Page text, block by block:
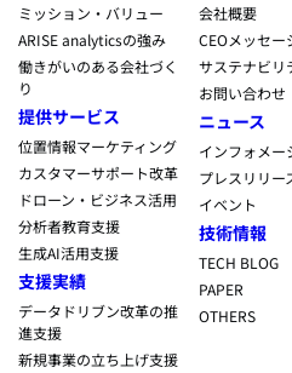
ミッション・バリュー
ARISE analyticsの強み
働きがいのある会社づく
り
提供サービス
位置情報マーケティング
カスタマーサポート改革
ドローン・ビジネス活用
分析者教育支援
生成AI活用支援
支援実績
データドリブン改革の推
進支援
新規事業の立ち上げ支援
会社概要
CEOメッセー
サステナビリ
お問い合わせ
ニュース
インフォメー
プレスリリー
イベント
技術情報
TECH BLOG
PAPER
OTHERS